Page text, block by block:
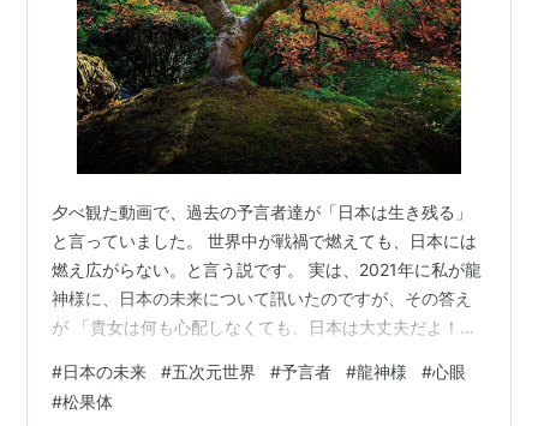
夕べ観た動画で、過去の予言者達が「日本は生き残る」
と言っていました。 世界中が戦禍で燃えても、日本には
燃え広がらない。と言う説です。 実は、2021年に私が龍
神様に、日本の未来について訊いたのですが、その答え
が 「貴女は何も心配しなくても、日本は大丈夫だよ！」
夫でも、世界が大丈夫だとは言わなかった事です。 そこ
で私の考察ですが、今この地球上で、一番民度が高いの
#日本の未来 #五次元世界 #予言者 #龍神様 #心眼
#松果体